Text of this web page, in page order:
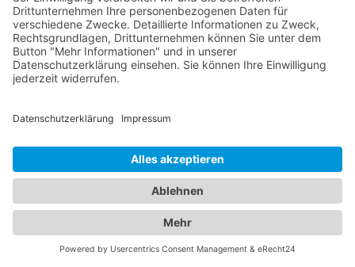
Berg bei Neumarkt in der Oberpfalz, die sich
liebevoll um das Wohlergehen Ihrer Kinder
kümmern. Diese Fachärzte bieten umfassende
Vorsorgeuntersuchungen, Impfungen und
behandeln akute und chronische Erkrankungen
besten Augenärzte und den besten
Ihre Familie in kompetente Hände zu legen.
Vertrauen Sie auf unsere sorgfältig ausgewählten
Fachexperten, um die optimale Gesundheit Ihrer
Augen und die Ihrer Liebsten zu gewährleisten.